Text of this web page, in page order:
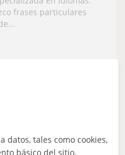
frases particulares
datos, tales como cookies,
básico del sitio,